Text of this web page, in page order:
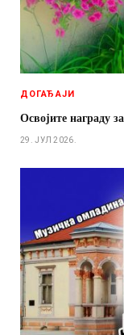
ДОГАЂАЈИ
Освојите награду
29. ЈУЛ 2026.